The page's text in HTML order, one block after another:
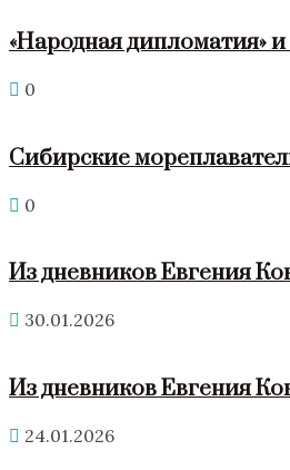
«Народная дипломатия»
0
Сибирские
0
Из дневников Евгения
30.01.2026
Из дневников Евгения
24.01.2026